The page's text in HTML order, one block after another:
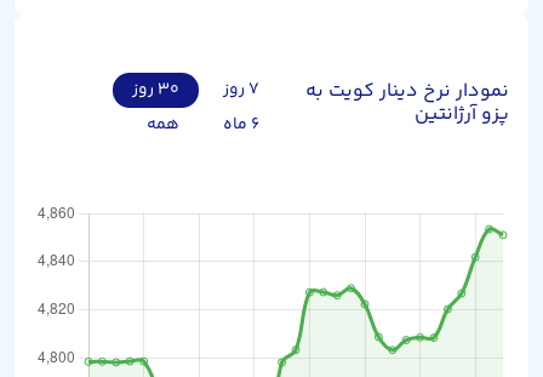
نمودار نرخ دینار کویت به
پزو آرژانتین
۷ روز
۳۰ روز
۶ ماه
همه